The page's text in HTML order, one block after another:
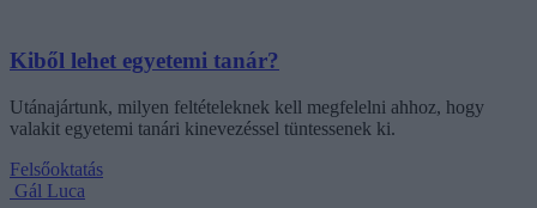
Kiből lehet egyetemi tanár?
Utánajártunk, milyen feltételeknek kell megfelelni ahhoz, hogy
valakit egyetemi tanári kinevezéssel tüntessenek ki.
Felsőoktatás
Gál Luca